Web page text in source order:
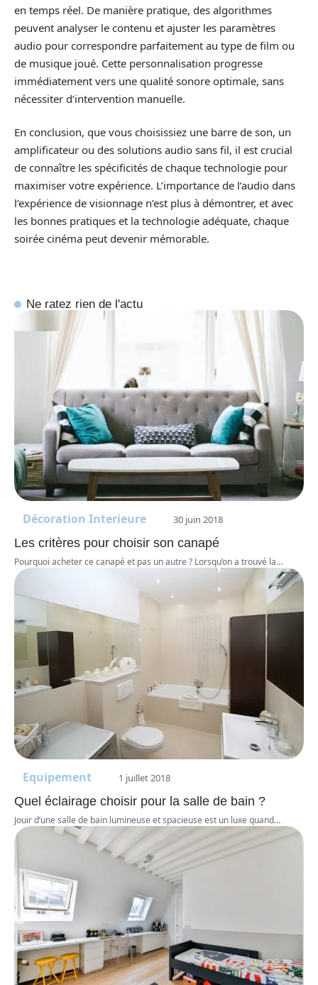
en temps réel. De manière pratique, des algorithmes
peuvent analyser le contenu et ajuster les paramètres
audio pour correspondre parfaitement au type de film ou
de musique joué. Cette personnalisation progresse
immédiatement vers une qualité sonore optimale, sans
nécessiter d’intervention manuelle.
En conclusion, que vous choisissiez une barre de son, un
amplificateur ou des solutions audio sans fil, il est crucial
de connaître les spécificités de chaque technologie pour
maximiser votre expérience. L’importance de l’audio dans
l’expérience de visionnage n’est plus à démontrer, et avec
les bonnes pratiques et la technologie adéquate, chaque
soirée cinéma peut devenir mémorable.
Ne ratez rien de l'actu
Décoration Interieure 30 juin 2018
Les critères pour choisir son canapé
Pourquoi acheter ce canapé et pas un autre ? Lorsqu’on a trouvé la…
Equipement 1 juillet 2018
Quel éclairage choisir pour la salle de bain ?
Jouir d’une salle de bain lumineuse et spacieuse est un luxe quand…